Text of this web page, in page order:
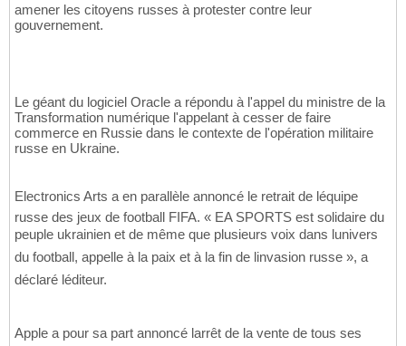
amener les citoyens russes à protester contre leur
gouvernement.
Le géant du logiciel Oracle a répondu à l'appel du ministre de la
Transformation numérique l'appelant à cesser de faire
commerce en Russie dans le contexte de l'opération militaire
russe en Ukraine.
Electronics Arts a en parallèle annoncé le retrait de léquipe
russe des jeux de football FIFA. « EA SPORTS est solidaire du
peuple ukrainien et de même que plusieurs voix dans lunivers
du football, appelle à la paix et à la fin de linvasion russe », a
déclaré léditeur.
Apple a pour sa part annoncé larrêt de la vente de tous ses